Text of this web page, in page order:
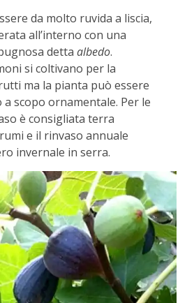
da molto ruvida a liscia,
all’interno con una
dettaalbedo.
si coltivano per la
ma la pianta può essere
scopo ornamentale. Per le
è consigliata terra
e il rinvaso annuale
invernale in serra.